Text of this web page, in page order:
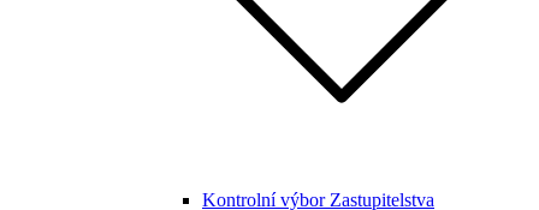
Kontrolní výbor Zastupitelstva